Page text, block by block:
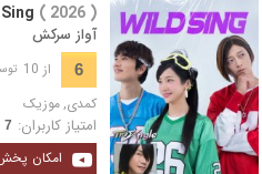
( 2026 )
آواز سرکش
6 از 10 توسط
کمدی,موزیک
امتیاز کاربران: 7
امکان